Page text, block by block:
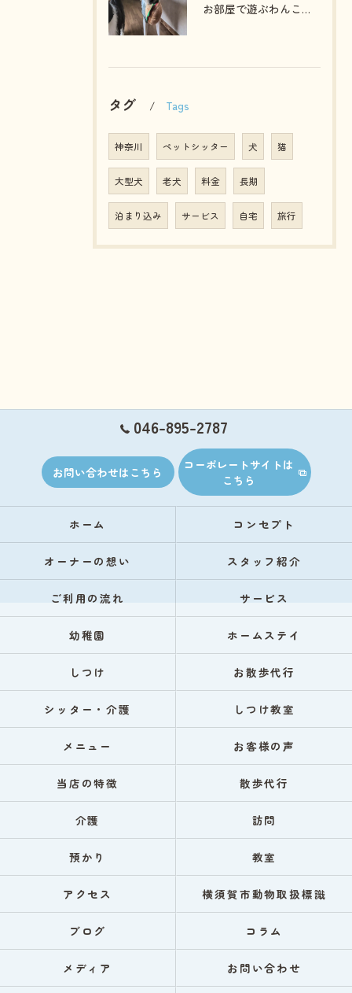
お部屋で遊ぶわんこさん💓
タグ Tags
神奈川 ペットシッター 犬 猫
大型犬 老犬 料金 長期
泊まり込み サービス 自宅 旅行
046-895-2787
お問い合わせはこちら
コーポレートサイトは
こちら
ホーム コンセプト
オーナーの想い スタッフ紹介
ご利用の流れ サービス
幼稚園 ホームステイ
しつけ お散歩代行
シッター・介護 しつけ教室
メニュー お客様の声
当店の特徴 散歩代行
介護 訪問
預かり 教室
アクセス 横須賀市動物取扱標識
ブログ コラム
メディア お問い合わせ